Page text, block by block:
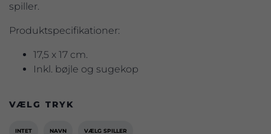
spiller.
Produktspecifikationer:
17,5 x 17 cm.
Inkl. bøjle og sugekop
VÆLG TRYK
INTET NAVN VÆLG SPILLER